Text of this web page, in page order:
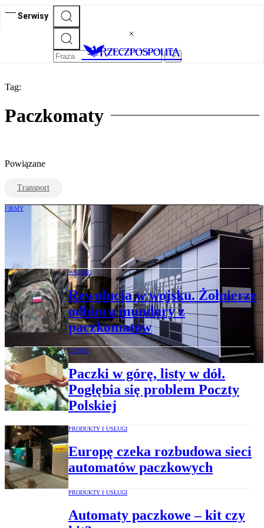
Serwisy
Tag:
Paczkomaty
Powiązane
Transport
FIRMY
Brytyjska szansa InPostu
WOJSKO
Rewolucja w wojsku. Żołnierze
odbiorą mundury z
paczkomatów
BIZNES
Paczki w górę, listy w dół.
Pogłębia się problem Poczty
Polskiej
PRODUKTY I USŁUGI
Europę czeka rozbudowa sieci
automatów paczkowych
PRODUKTY I USŁUGI
Automaty paczkowe – kit czy